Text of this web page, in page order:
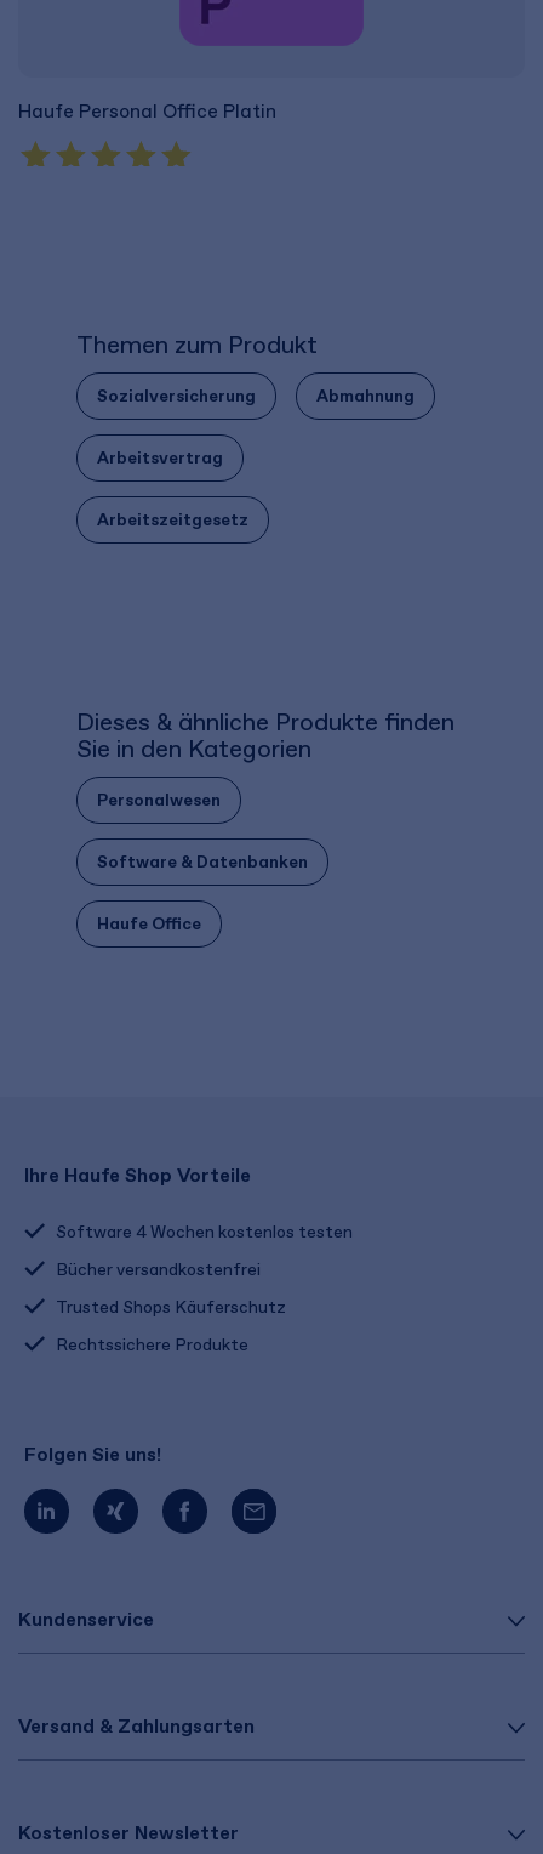
Haufe Personal Office Platin
Themen zum Produkt
Sozialversicherung Abmahnung
Arbeitsvertrag
Arbeitszeitgesetz
Dieses & ähnliche Produkte finden
Sie in den Kategorien
Personalwesen
Software & Datenbanken
Haufe Office
Kundenservice
Versand & Zahlungsarten
Kostenloser Newsletter
Ihre Haufe Shop Vorteile
Software 4 Wochen kostenlos testen
Bücher versandkostenfrei
Trusted Shops Käuferschutz
Rechtssichere Produkte
Folgen Sie uns!